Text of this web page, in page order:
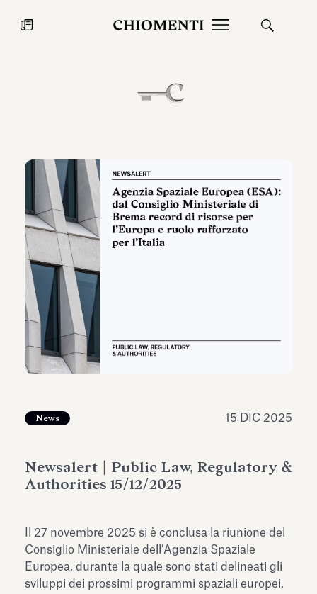
27 LUG 2026
Fondazione Torlonia inaugura la
mostra Marmora Romana
ampliando gli spazi espositivi
dell’Antiquarium di Villa Albani
Torlonia
Leggi tutto
News 15 DIC 2025
Newsalert | Public Law, Regulatory &
Authorities 15/12/2025
Il 27 novembre 2025 si è conclusa la riunione del
Consiglio Ministeriale dell’Agenzia Spaziale
Europea, durante la quale sono stati delineati gli
sviluppi dei prossimi programmi spaziali europei.